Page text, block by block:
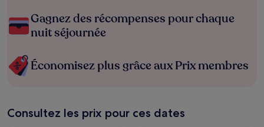
Gagnez des récompenses pour chaque
nuit séjournée
Économisez plus grâce aux Prix membres
Consultez les prix pour ces dates